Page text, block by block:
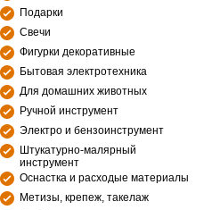
Подарки
Свечи
Фигурки декоративные
Бытовая электротехника
Для домашних животных
Ручной инструмент
Электро и бензоинструмент
Штукатурно-малярный
инструмент
Оснастка и расходые материалы
Метизы, крепеж, такелаж